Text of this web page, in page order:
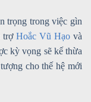
trọng trong việc gìn
trợ Hoắc Vũ Hạo và
kỳ vọng sẽ kế thừa
cho thế hệ mới